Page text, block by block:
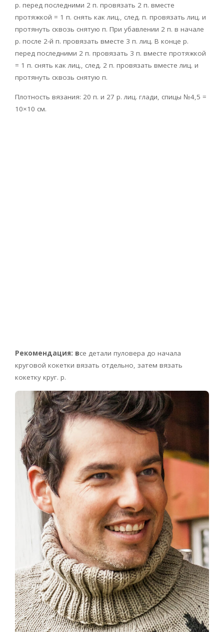
р. перед последними 2 п. провязать 2 п. вместе
протяжкой = 1 п. снять как лиц., след. п. провязать лиц. и
протянуть сквозь снятую п. При убавлении 2 п. в начале
р. после 2-й п. провязать вместе 3 п. лиц. В конце р.
перед последними 2 п. провязать 3 п. вместе протяжкой
= 1 п. снять как лиц., след. 2 п. провязать вместе лиц. и
протянуть сквозь снятую п.
Плотность вязания: 20 п. и 27 р. лиц. глади, спицы №4,5 =
10×10 см.
Рекомендация: все детали пуловера до начала
круговой кокетки вязать отдельно, затем вязать
кокетку круг. р.